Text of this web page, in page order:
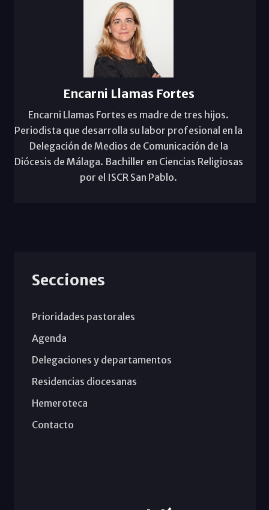
Encarni Llamas Fortes
Encarni Llamas Fortes es madre de tres hijos.
Periodista que desarrolla su labor profesional en la
Delegación de Medios de Comunicación de la
Diócesis de Málaga. Bachiller en Ciencias Religiosas
por el ISCR San Pablo.
Secciones
Prioridades pastorales
Agenda
Delegaciones y departamentos
Residencias diocesanas
Hemeroteca
Contacto